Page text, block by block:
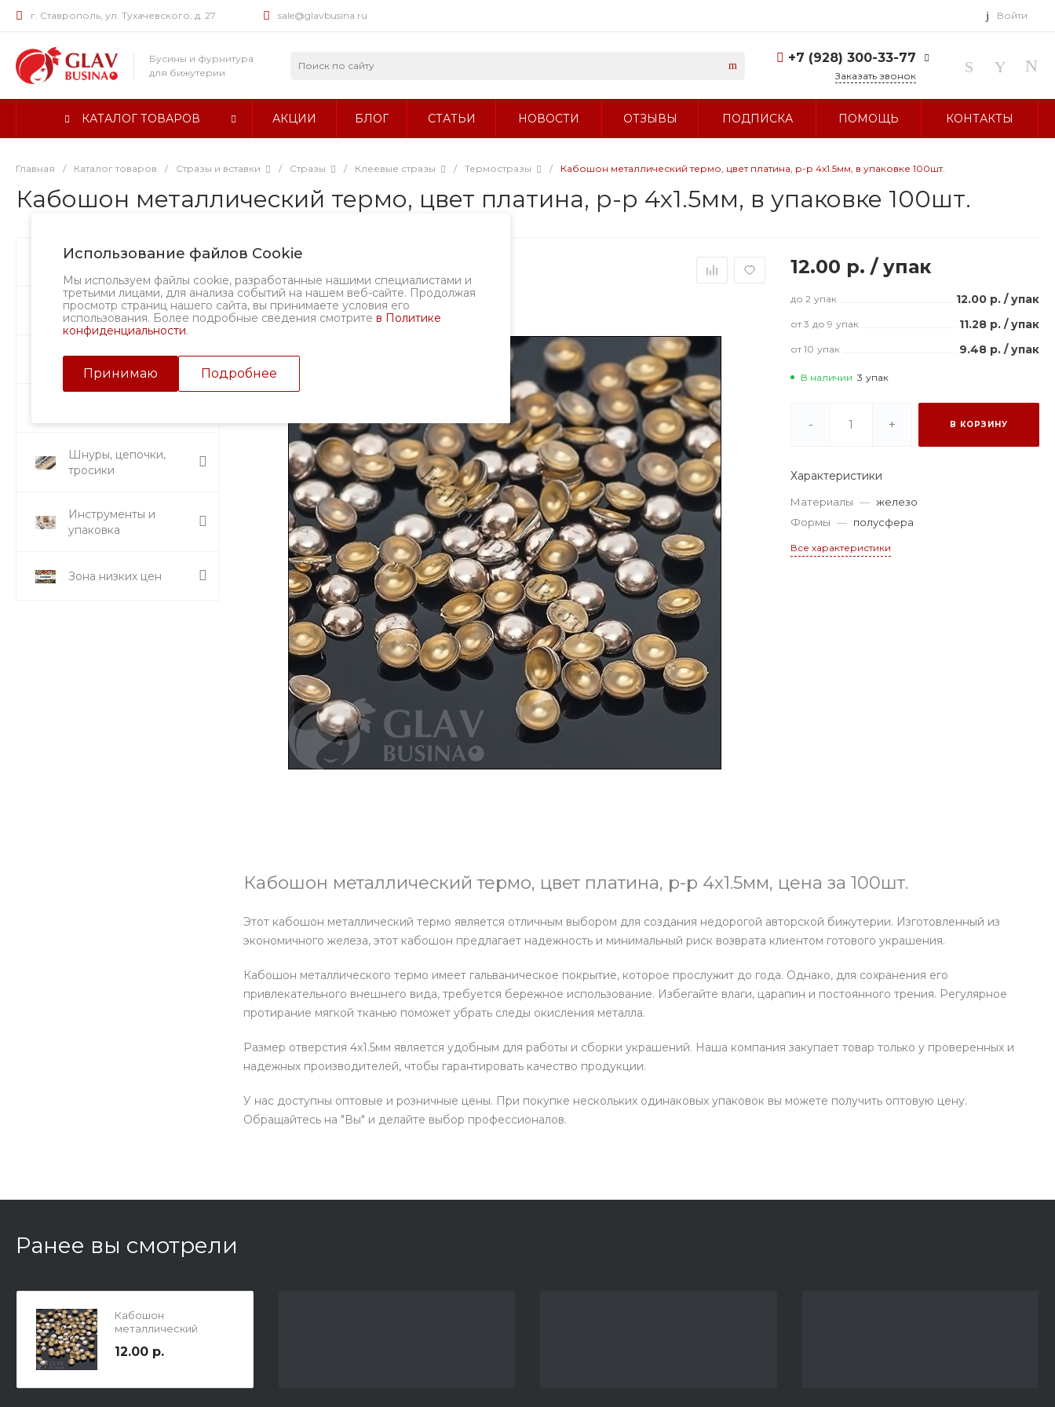
г. Ставрополь, ул. Тухачевского, д. 27 sale@glavbusina.ru Войти
Бусины и фурнитура
для бижутерии
+7 (928) 300-33-77
г. Ставрополь, ул.
sale@glavbusina.ru
Заказать звонок
КАТАЛОГ ТОВАРОВ АКЦИИ БЛОГ СТАТЬИ НОВОСТИ ОТЗЫВЫ ПОДПИСКА ПОМОЩЬ КОНТАКТЫ
Главная / Каталог товаров / Стразы и вставки / Стразы / Клеевые стразы / Термостразы / Кабошон металлический термо, цвет платина, р-р 4х1.5мм, в упаковке 100шт.
Кабошон металлический термо, цвет платина, р-р 4х1.5мм, в упаковке 100шт.
Использование файлов Cookie
Мы используем файлы cookie, разработанные нашими специалистами и
третьими лицами, для анализа событий на нашем веб-сайте. Продолжая
просмотр страниц нашего сайта, вы принимаете условия его
использования. Более подробные сведения смотрите в Политике
конфиденциальности.
Принимаю Подробнее
Бусины
Фурнитура
Подвески и кулоны
Шнуры, цепочки,
тросики
Инструменты и
упаковка
Зона низких цен
12.00 р./ упак
до 2 упак 12.00 р. / упак
от 3 до 9 упак 11.28 р. / упак
от 10 упак 9.48 р. / упак
В наличии 3 упак
- + В КОРЗИНУ
Характеристики
Материалы — железо
Формы — полусфера
Все характеристики
Кабошон металлический термо, цвет платина, р-р 4х1.5мм, цена за 100шт.
Этот кабошон металлический термо является отличным выбором для создания недорогой авторской бижутерии. Изготовленный из
экономичного железа, этот кабошон предлагает надежность и минимальный риск возврата клиентом готового украшения.
Кабошон металлического термо имеет гальваническое покрытие, которое прослужит до года. Однако, для сохранения его
привлекательного внешнего вида, требуется бережное использование. Избегайте влаги, царапин и постоянного трения. Регулярное
протирание мягкой тканью поможет убрать следы окисления металла.
Размер отверстия 4х1.5мм является удобным для работы и сборки украшений. Наша компания закупает товар только у проверенных и
надежных производителей, чтобы гарантировать качество продукции.
У нас доступны оптовые и розничные цены. При покупке нескольких одинаковых упаковок вы можете получить оптовую цену.
Обращайтесь на "Вы" и делайте выбор профессионалов.
Ранее вы смотрели
Кабошон
металлический
р-р 4х1.5мм, в упаковке
12.00 р.